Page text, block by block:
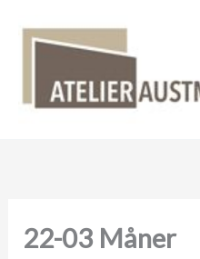
22-03 Måner